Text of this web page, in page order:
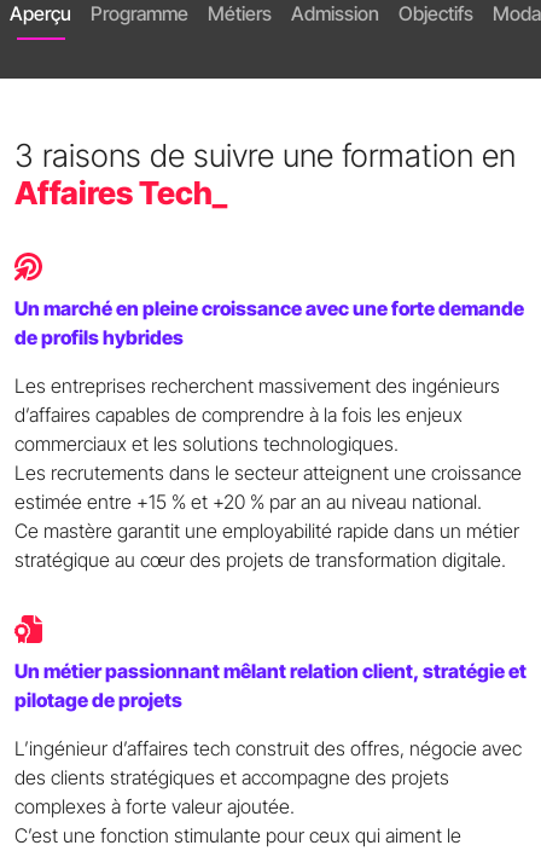
Aperçu Programme Métiers Admission Objectifs
3 raisons de suivre une formation en
Affaires Tech_
Un marché en pleine croissance avec une forte demande
de profils hybrides
Les entreprises recherchent massivement des ingénieurs
d’affaires capables de comprendre à la fois les enjeux
commerciaux et les solutions technologiques.
Les recrutements dans le secteur atteignent une croissance
estimée entre +15 % et +20 % par an au niveau national.
Ce mastère garantit une employabilité rapide dans un métier
stratégique au cœur des projets de transformation digitale.
Un métier passionnant mêlant relation client, stratégie et
pilotage de projets
L’ingénieur d’affaires tech construit des offres, négocie avec
des clients stratégiques et accompagne des projets
complexes à forte valeur ajoutée.
C’est une fonction stimulante pour ceux qui aiment le